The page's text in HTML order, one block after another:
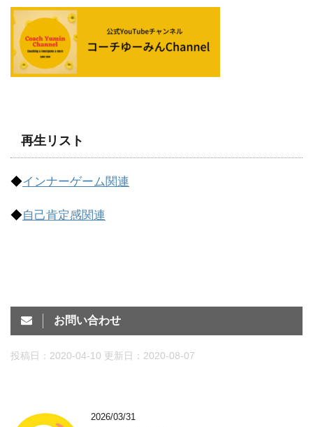
再生リスト
◆インナーゲーム関連
◆自己肯定感関連
お問い合わせ
投稿日：2020-04-10 更新日： 2020-08-07
2026/03/31